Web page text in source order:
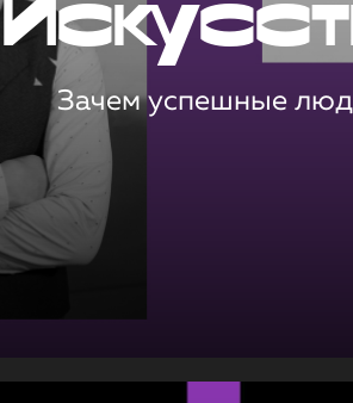
Зачем успешные